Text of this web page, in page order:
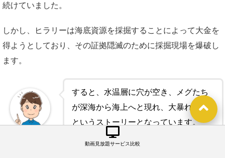
続けていました。
しかし、ヒラリーは海底資源を採掘することによって大金を
得ようとしており、その証拠隠滅のために採掘現場を爆破し
ます。
すると、水温層に穴が空き、メグたち
が深海から海上へと現れ、大暴れする
というストーリーとなっています。
動画見放題サービス比較